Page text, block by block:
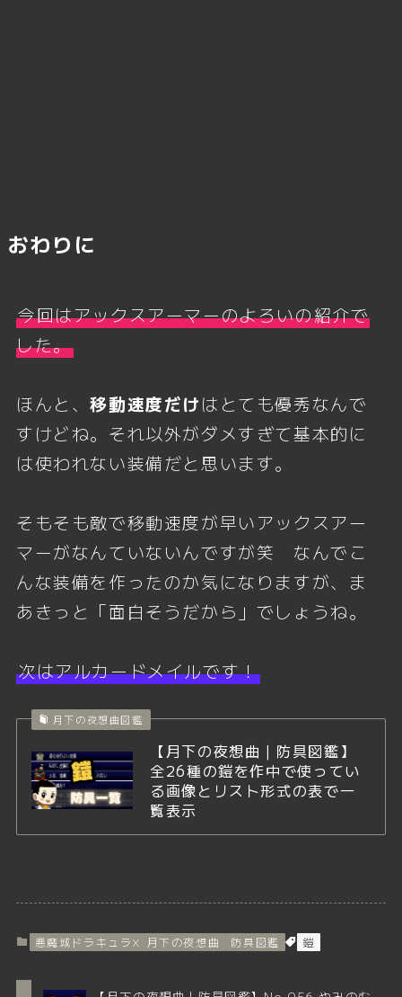
おわりに
今回はアックスアーマーのよろいの紹介で
した。
ほんと、移動速度だけはとても優秀なんで
すけどね。それ以外がダメすぎて基本的に
は使われない装備だと思います。
そもそも敵で移動速度が早いアックスアー
マーがなんていないんですが笑 なんでこ
んな装備を作ったのか気になりますが、ま
あきっと「面白そうだから」でしょうね。
次はアルカードメイルです！
月下の夜想曲図鑑
【月下の夜想曲｜防具図鑑】
全26種の鎧を作中で使ってい
る画像とリスト形式の表で一
覧表示
悪魔城ドラキュラX 月下の夜想曲 防具図鑑 鎧